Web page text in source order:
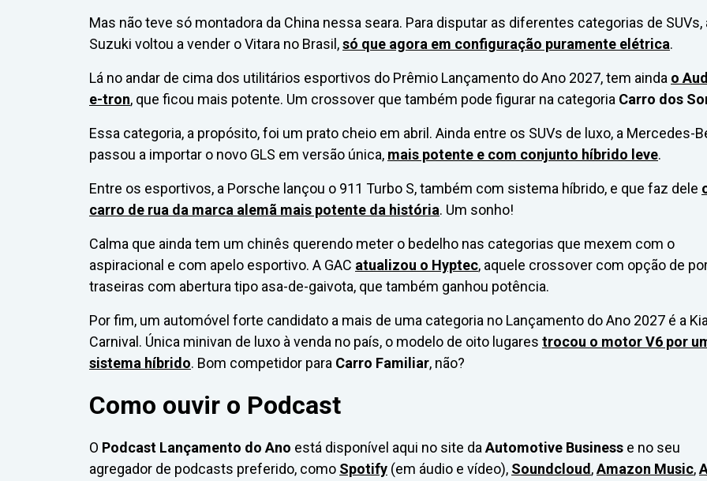
Mas não teve só montadora da China nessa seara. Para disputar as diferentes categorias de SUVs,
Suzuki voltou a vender o Vitara no Brasil,só que agora em configuração puramente elétrica.
Lá no andar de cima dos utilitários esportivos do Prêmio Lançamento do Ano 2027, tem ainda o
e-tron, que ficou mais potente. Um crossover que também pode figurar na categoria Carro dos
Essa categoria, a propósito, foi um prato cheio em abril. Ainda entre os SUVs de luxo, a Mercedes-
passou a importar o novo GLS em versão única, mais potente e com conjunto híbrido leve.
Entre os esportivos, a Porsche lançou o 911 Turbo S, também com sistema híbrido, e que faz dele
carro de rua da marca alemã mais potente da história. Um sonho!
Calma que ainda tem um chinês querendo meter o bedelho nas categorias que mexem com o
aspiracional e com apelo esportivo. A GAC atualizou o Hyptec, aquele crossover com opção de
traseiras com abertura tipo asa-de-gaivota, que também ganhou potência.
Por fim, um automóvel forte candidato a mais de uma categoria no Lançamento do Ano 2027 é a Kia
Carnival. Única minivan de luxo à venda no país, o modelo de oito lugares trocou o motor V6 por
sistema híbrido. Bom competidor para Carro Familiar, não?
Como ouvir o Podcast
O Podcast Lançamento do Ano está disponível aqui no site da Automotive Business e no seu
agregador de podcasts preferido, como Spotify (em áudio e vídeo), Soundcloud ,Amazon Music,